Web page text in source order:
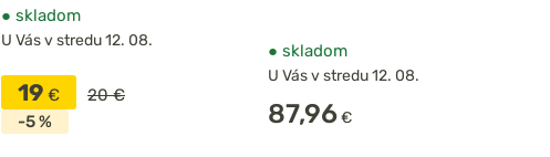
● skladom
U Vás v stredu 12. 08.
19 €
20 €
-5 %
● skladom
U Vás v stredu 12. 08.
87,96€